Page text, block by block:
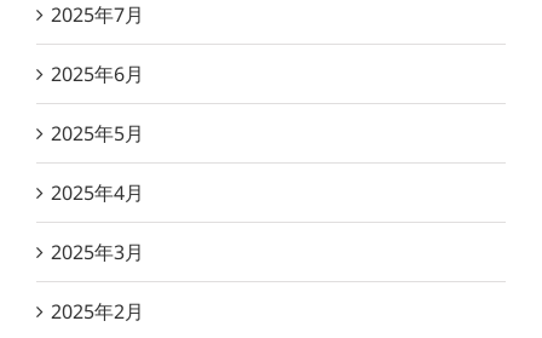
2025年7月
2025年6月
2025年5月
2025年4月
2025年3月
2025年2月